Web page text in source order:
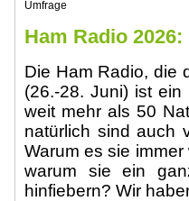
Umfrage
Ham Radio
Die Ham Radio, die
(26.-28. Juni) ist ein
weit mehr als 50
natürlich sind auch
Warum es sie
warum sie ein
hinfiebern? Wir